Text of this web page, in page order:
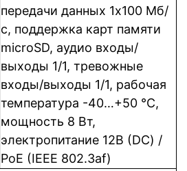
передачи данных 1x100 Мб/
с, поддержка карт памяти
microSD, аудио входы/
выходы 1/1, тревожные
входы/выходы 1/1, рабочая
температура -40…+50 °C,
мощность 8 Вт,
электропитание 12В (DC) /
PoE (IEEE 802.3af)